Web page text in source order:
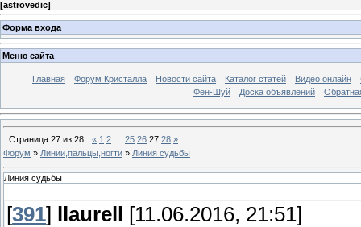
[astrovedic]
Форма входа
Меню сайта
Главная Форум Кристалла Новости сайта Каталог статей Видео онлайн
Фен-Шуй
Доска объявлений
Страница 27 из 28 « 1 2 25 26 27 28 »
Форум » Линии,пальцы,ногти » Линия судьбы
Линия судьбы
[391] llaurell
[11.06.2016, 21:51]